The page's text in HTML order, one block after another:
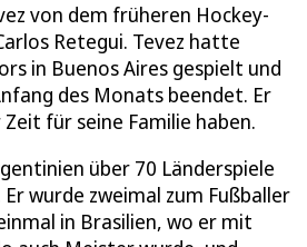
von dem früheren Hockey-
Retegui. Tevez hatte
in Buenos Aires gespielt und
des Monats beendet. Er
für seine Familie haben.
über 70 Länderspiele
wurde zweimal zum Fußballer
in Brasilien, wo er mit